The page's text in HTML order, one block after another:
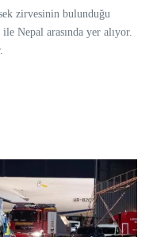
zirvesinin bulunduğu
Nepal arasında yer alıyor.